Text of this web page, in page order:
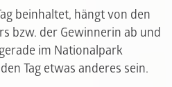
beinhaltet, hängt von den
bzw. der Gewinnerin ab und
im Nationalpark
Tag etwas anderes sein.